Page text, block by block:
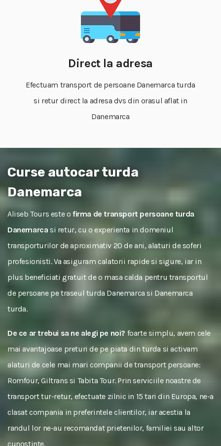
Direct la adresa
Efectuam transport de persoane Danemarca turda
si retur direct la adresa dvs din orasul aflat in
Danemarca
Curse autocar turda
Danemarca
Aliseb Tours este o firma de transport persoane turda
Danemarca si retur, cu o experienta in domeniul
transporturilor de aproximativ 20 de ani, alaturi de soferi
profesionisti. Va asiguram calatorii rapide si sigure, iar in
plus beneficiati gratuit de o masa calda pentru transportul
de persoane pe traseul turda Danemarca si Danemarca
turda.
De ce ar trebui sa ne alegi pe noi? foarte simplu, avem cele
mai avantajoase preturi de pe piata din turda si activam
alaturi de cele mai mari companii de transport persoane:
Romfour, Giltrans si Tabita Tour. Prin serviciile noastre de
transport tur-retur, efectuate zilnic in 15 tari din Europa, ne-a
clasat compania in preferintele clientilor, iar acestia la
randul lor ne-au recomandat prietenilor, familiei sau altor
cunostinte.